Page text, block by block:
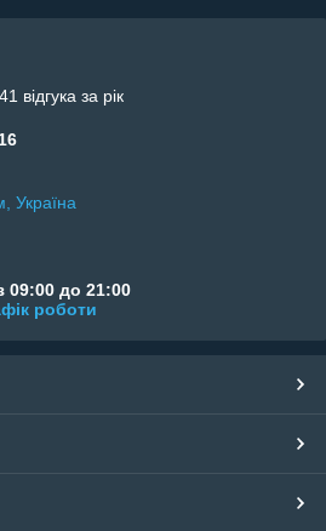
відгука за рік
Україна
09:00 до 21:00
роботи